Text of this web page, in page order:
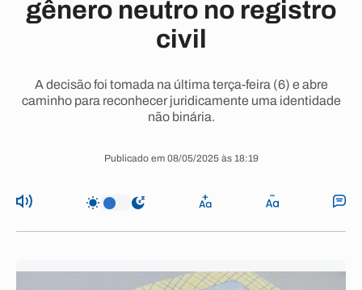
gênero neutro no registro
civil
A decisão foi tomada na última terça-feira (6) e abre
caminho para reconhecer juridicamente uma identidade
não binária.
Publicado em 08/05/2025 às 18:19